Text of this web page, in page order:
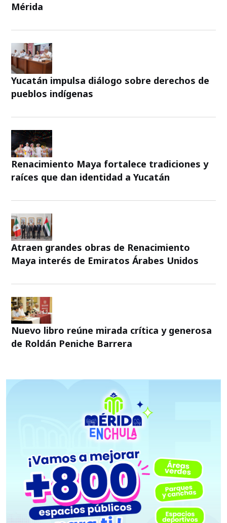
Mérida
Yucatán impulsa diálogo sobre derechos de
pueblos indígenas
Renacimiento Maya fortalece tradiciones y
raíces que dan identidad a Yucatán
Atraen grandes obras de Renacimiento
Maya interés de Emiratos Árabes Unidos
Nuevo libro reúne mirada crítica y generosa
de Roldán Peniche Barrera